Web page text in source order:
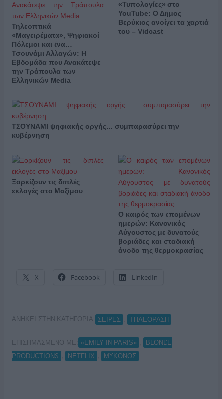
Τηλεοπτικά
«Μαγειρέματα», Ψηφιακοί
Πόλεμοι και ένα…
Τσουνάμι Αλλαγών: Η
Εβδομάδα που Ανακάτεψε
την Τράπουλα των
Ελληνικών Media
«Τυπολογίες» στο
YouTube: Ο Δήμος
Βερύκιος ανοίγει τα χαρτιά
του – Vidcast
ΤΣΟΥΝΑΜΙ ψηφιακής οργής… συμπαρασύρει την
κυβέρνηση
Ξορκίζουν τις διπλές
εκλογές στο Μαξίμου
Ο καιρός των επομένων
ημερών: Κανονικός
Αύγουστος με δυνατούς
βοριάδες και σταδιακή
άνοδο της θερμοκρασίας
X Facebook LinkedIn
ΑΝΗΚΕΙ ΣΤΗΝ ΚΑΤΗΓΟΡΙΑ: ΣΕΙΡΕΣ ΤΗΛΕΟΡΑΣΗ
ΕΠΙΣΗΜΑΣΜΕΝΟ ΜΕ: «EMILY IN PARIS»
BLONDE
PRODUCTIONS
NETFLIX ΜΥΚΟΝΟΣ